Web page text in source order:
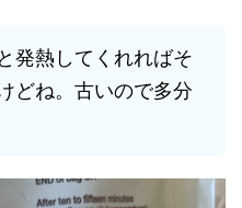
発熱してくれればそ
どね。古いので多分